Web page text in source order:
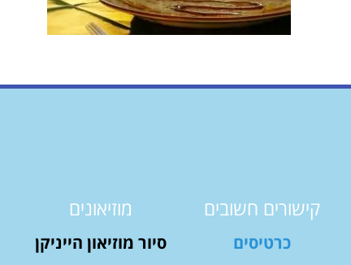
קישורים חשובים
כרטיסים
מוזיאונים
סיור מוזיאון הייניקן